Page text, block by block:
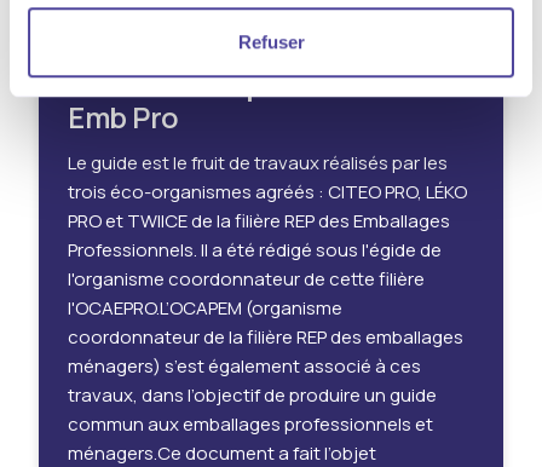
Refuser
18.06.2026
Guide d'interprétation - REP
Emb Pro
Le guide est le fruit de travaux réalisés par les
trois éco-organismes agréés : CITEO PRO, LÉKO
PRO et TWIICE de la filière REP des Emballages
Professionnels. Il a été rédigé sous l'égide de
l'organisme coordonnateur de cette filière
l'OCAEPRO.L’OCAPEM (organisme
coordonnateur de la filière REP des emballages
ménagers) s’est également associé à ces
travaux, dans l’objectif de produire un guide
commun aux emballages professionnels et
ménagers.Ce document a fait l’objet